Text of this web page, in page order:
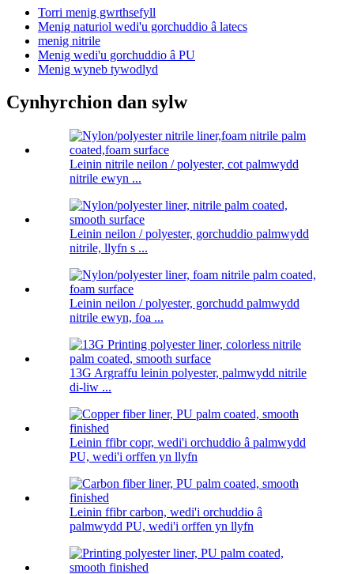
Torri menig gwrthsefyll
Menig naturiol wedi'u gorchuddio â latecs
menig nitrile
Menig wedi'u gorchuddio â PU
Menig wyneb tywodlyd
Cynhyrchion dan sylw
Leinin nitrile neilon / polyester, cot palmwydd
nitrile ewyn ...
Leinin neilon / polyester, gorchuddio palmwydd
nitrile, llyfn s ...
Leinin neilon / polyester, gorchudd palmwydd
nitrile ewyn, foa ...
13G Argraffu leinin polyester, palmwydd nitrile
di-liw ...
Leinin ffibr copr, wedi'i orchuddio â palmwydd
PU, wedi'i orffen yn llyfn
Leinin ffibr carbon, wedi'i orchuddio â
palmwydd PU, wedi'i orffen yn llyfn